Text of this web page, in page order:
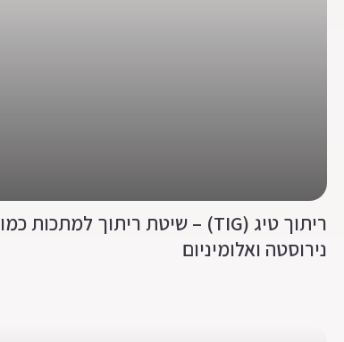
ריתוך טיג (TIG) – שיטת ריתוך למתכות כמו
נירוסטה ואלומיניום